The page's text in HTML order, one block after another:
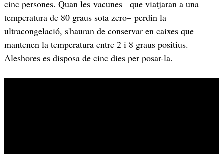
cinc persones. Quan les vacunes –que viatjaran a una
temperatura de 80 graus sota zero– perdin la
ultracongelació, s'hauran de conservar en caixes que
mantenen la temperatura entre 2 i 8 graus positius.
Aleshores es disposa de cinc dies per posar-la.